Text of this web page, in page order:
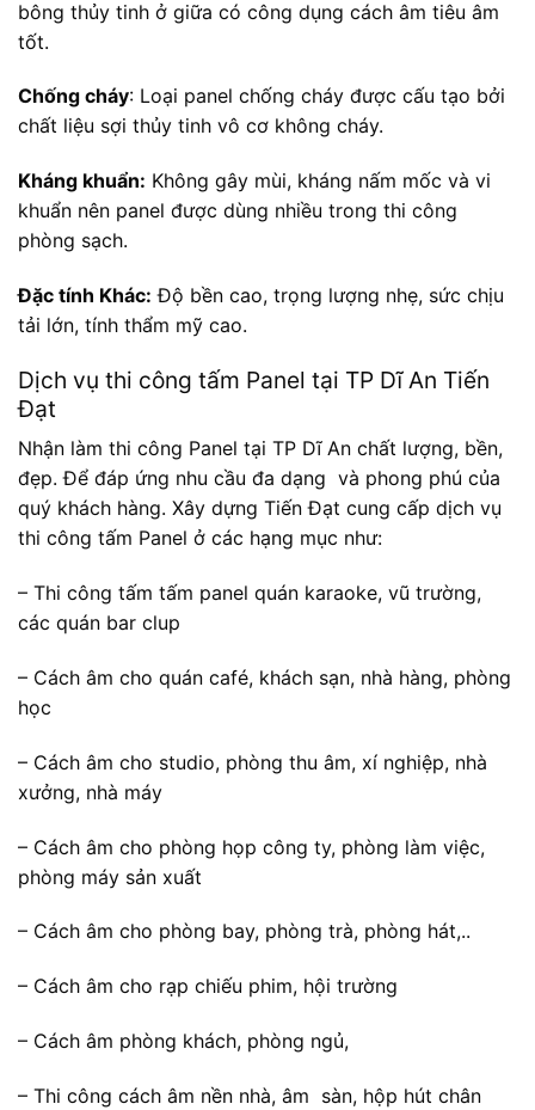
bông thủy tinh ở giữa có công dụng cách âm tiêu âm
tốt.
Chống cháy: Loại panel chống cháy được cấu tạo bởi
chất liệu sợi thủy tinh vô cơ không cháy.
Kháng khuẩn: Không gây mùi, kháng nấm mốc và vi
khuẩn nên panel được dùng nhiều trong thi công
phòng sạch.
Đặc tính Khác: Độ bền cao, trọng lượng nhẹ, sức chịu
tải lớn, tính thẩm mỹ cao.
Dịch vụ thi công tấm Panel tại TP Dĩ An Tiến
Đạt
Nhận làm thi công Panel tại TP Dĩ An chất lượng, bền,
đẹp. Để đáp ứng nhu cầu đa dạng và phong phú của
quý khách hàng. Xây dựng Tiến Đạt cung cấp dịch vụ
thi công tấm Panel ở các hạng mục như:
– Thi công tấm tấm panel quán karaoke, vũ trường,
các quán bar clup
– Cách âm cho quán café, khách sạn, nhà hàng, phòng
học
– Cách âm cho studio, phòng thu âm, xí nghiệp, nhà
xưởng, nhà máy
– Cách âm cho phòng họp công ty, phòng làm việc,
phòng máy sản xuất
– Cách âm cho phòng bay, phòng trà, phòng hát,..
– Cách âm cho rạp chiếu phim, hội trường
– Cách âm phòng khách, phòng ngủ,
– Thi công cách âm nền nhà, âm sàn, hộp hút chân